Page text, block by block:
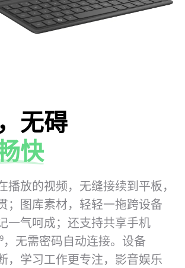
无碍
快
播放的视频，无缝接续到平板，
；图库素材，轻轻一拖跨设备
一气呵成；还支持共享手机
，无需密⁠码自动连接。 设备
，学习工作更专注，影音娱乐